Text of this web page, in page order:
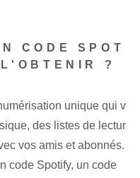
CODE SPOT
?
unique qui v
des listes de lectur
vos amis et abonnés.
code Spotify, un code